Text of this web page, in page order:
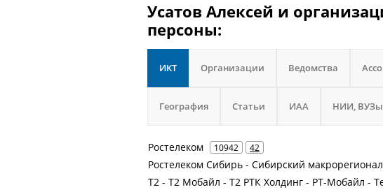
Усатов Алексей и
персоны:
ИКТ Организации Ведомства
География Статьи ИАА НИИ, ВУЗы
Ростелеком 10942 42
Ростелеком Сибирь - Сибирский
Т2 - Т2 Мобайл - Т2 РТК Холдинг - РТ-Мобайл -